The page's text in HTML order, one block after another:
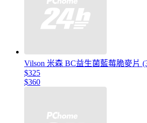
Vilson 米森 BC益生菌藍莓脆麥片
$325
$360